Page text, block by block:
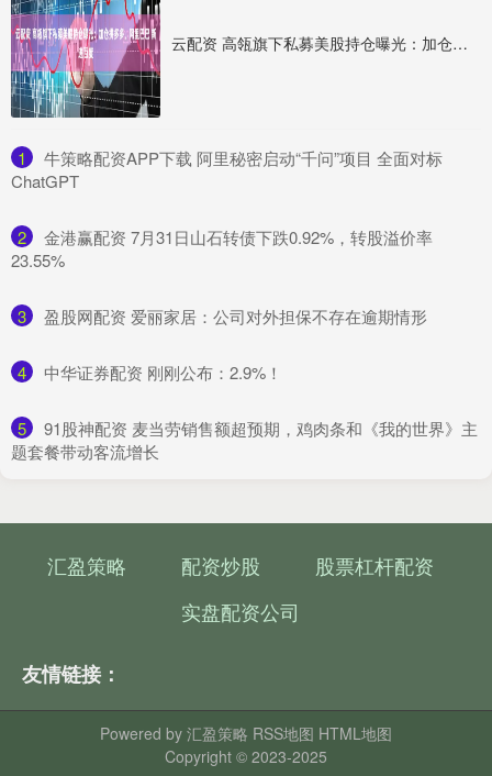
云配资 高瓴旗下私募美股持仓曝光：加仓拼多多、阿里巴巴 新进百度
1
​牛策略配资APP下载 阿里秘密启动“千问”项目 全面对标
ChatGPT
2
​金港赢配资 7月31日山石转债下跌0.92%，转股溢价率
23.55%
3 ​盈股网配资 爱丽家居：公司对外担保不存在逾期情形
4 ​中华证券配资 刚刚公布：2.9%！
5
​91股神配资 麦当劳销售额超预期，鸡肉条和《我的世界》主
题套餐带动客流增长
汇盈策略 配资炒股
股票杠杆配资
实盘配资公司
友情链接：
Powered by 汇盈策略 RSS地图 HTML地图
Copyright © 2023-2025